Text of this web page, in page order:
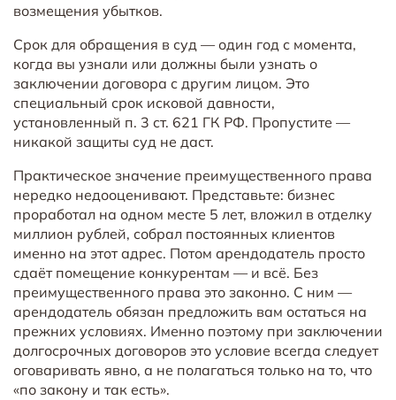
возмещения убытков.
Срок для обращения в суд — один год с момента,
когда вы узнали или должны были узнать о
заключении договора с другим лицом. Это
специальный срок исковой давности,
установленный п. 3 ст. 621 ГК РФ. Пропустите —
никакой защиты суд не даст.
Практическое значение преимущественного права
нередко недооценивают. Представьте: бизнес
проработал на одном месте 5 лет, вложил в отделку
миллион рублей, собрал постоянных клиентов
именно на этот адрес. Потом арендодатель просто
сдаёт помещение конкурентам — и всё. Без
преимущественного права это законно. С ним —
арендодатель обязан предложить вам остаться на
прежних условиях. Именно поэтому при заключении
долгосрочных договоров это условие всегда следует
оговаривать явно, а не полагаться только на то, что
«по закону и так есть».